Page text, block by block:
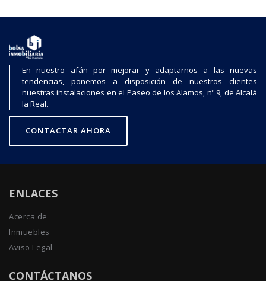
En nuestro afán por mejorar y adaptarnos a las nuevas
tendencias, ponemos a disposición de nuestros clientes
nuestras instalaciones en el Paseo de los Alamos, nº 9, de Alcalá
la Real.
CONTACTAR AHORA
ENLACES
Acerca de
Inmuebles
Aviso Legal
CONTÁCTANOS